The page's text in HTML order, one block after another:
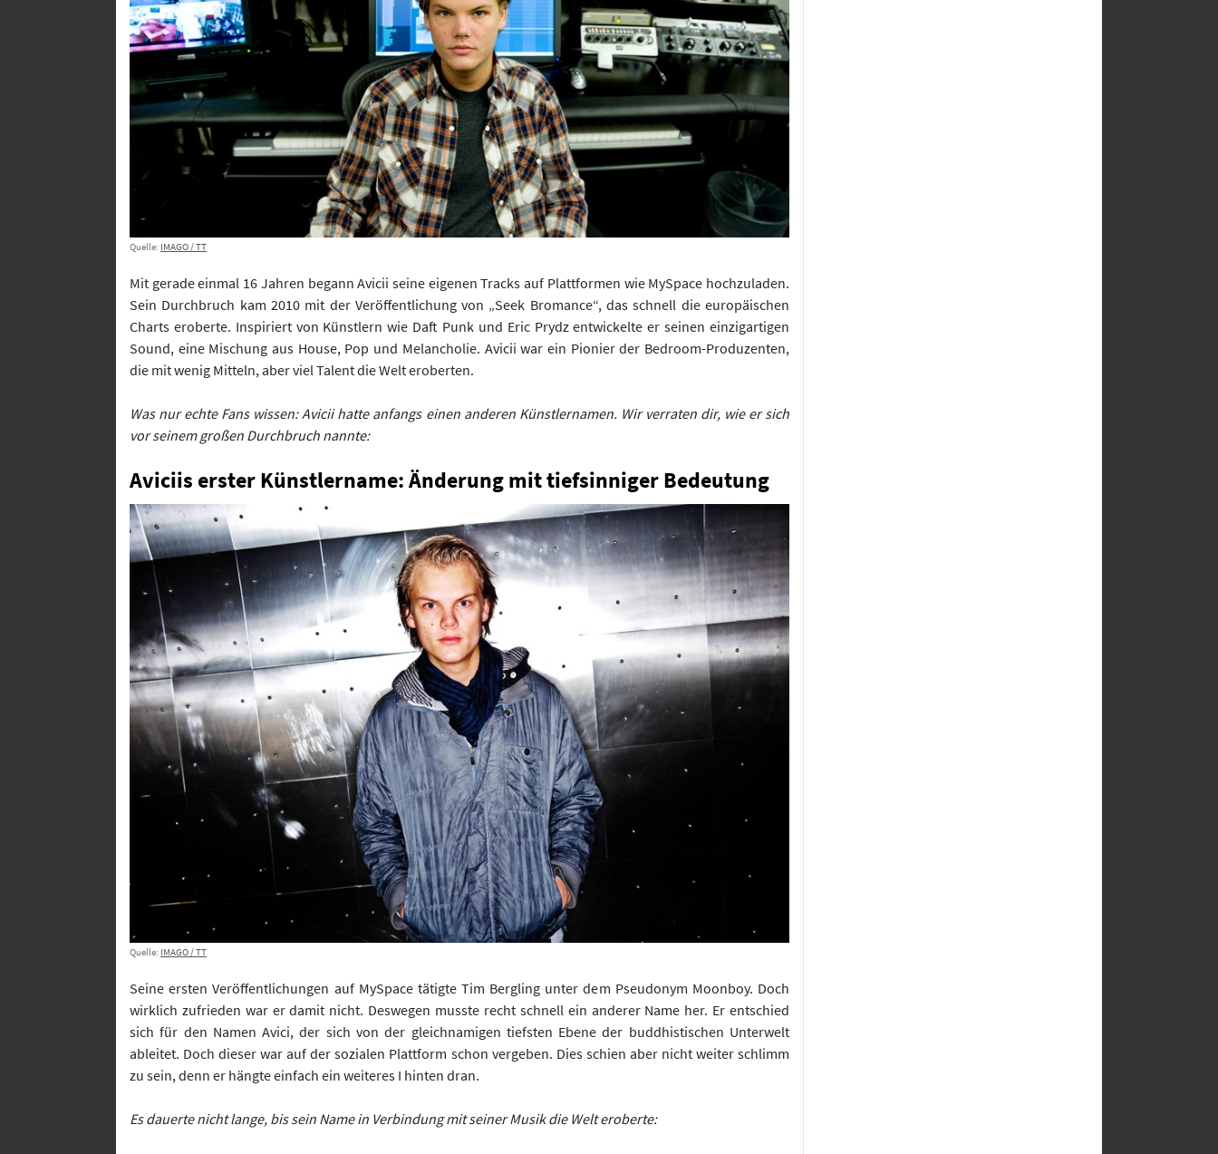
Quelle: IMAGO / TT
Mit gerade einmal 16 Jahren begann Avicii seine eigenen Tracks auf Plattformen wie MySpace hochzuladen.
Sein Durchbruch kam 2010 mit der Veröffentlichung von „Seek Bromance“, das schnell die europäischen
Charts eroberte. Inspiriert von Künstlern wie Daft Punk und Eric Prydz entwickelte er seinen einzigartigen
Sound, eine Mischung aus House, Pop und Melancholie. Avicii war ein Pionier der Bedroom-Produzenten,
die mit wenig Mitteln, aber viel Talent die Welt eroberten.
Was nur echte Fans wissen: Avicii hatte anfangs einen anderen Künstlernamen. Wir verraten dir, wie er sich
vor seinem großen Durchbruch nannte:
Aviciis erster Künstlername: Änderung mit tiefsinniger Bedeutung
Quelle: IMAGO / TT
Seine ersten Veröffentlichungen auf MySpace tätigte Tim Bergling unter dem Pseudonym Moonboy. Doch
wirklich zufrieden war er damit nicht. Deswegen musste recht schnell ein anderer Name her. Er entschied
sich für den Namen Avici, der sich von der gleichnamigen tiefsten Ebene der buddhistischen Unterwelt
ableitet. Doch dieser war auf der sozialen Plattform schon vergeben. Dies schien aber nicht weiter schlimm
zu sein, denn er hängte einfach ein weiteres I hinten dran.
Es dauerte nicht lange, bis sein Name in Verbindung mit seiner Musik die Welt eroberte: